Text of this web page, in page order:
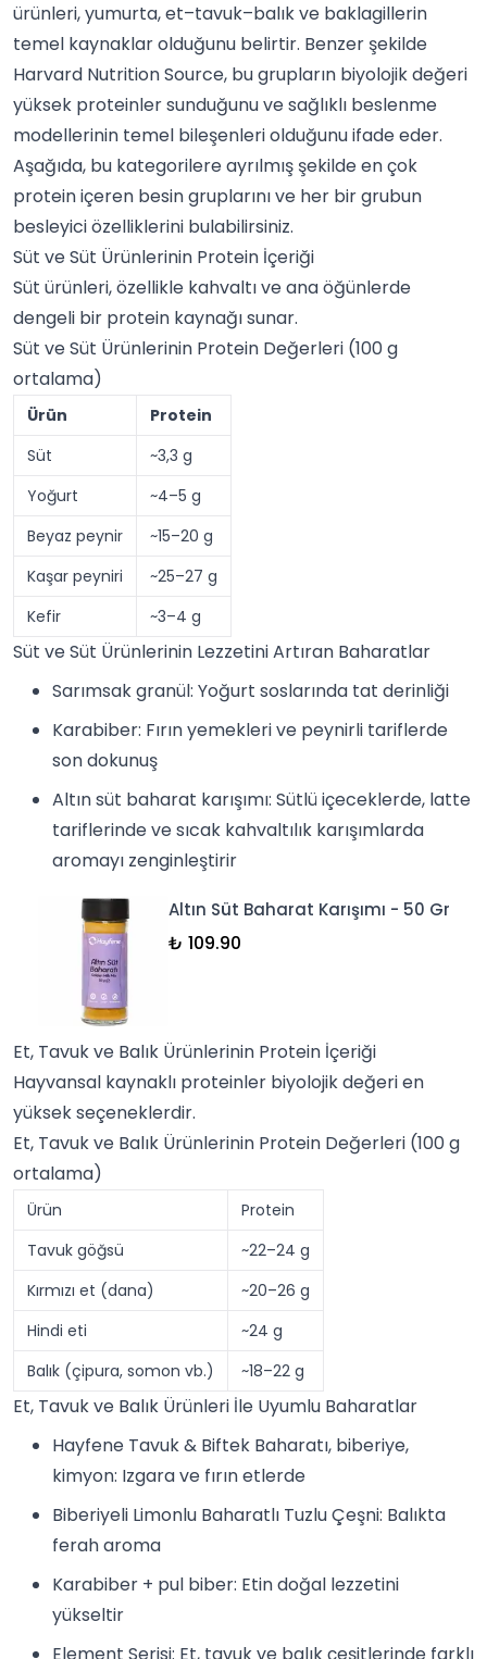
ürünleri, yumurta, et–tavuk–balık ve baklagillerin
temel kaynaklar olduğunu belirtir. Benzer şekilde
Harvard Nutrition Source, bu grupların biyolojik değeri
yüksek proteinler sunduğunu ve sağlıklı beslenme
modellerinin temel bileşenleri olduğunu ifade eder.
Aşağıda, bu kategorilere ayrılmış şekilde en çok
protein içeren besin gruplarını ve her bir grubun
besleyici özelliklerini bulabilirsiniz.
Süt ve Süt Ürünlerinin Protein İçeriği
Süt ürünleri, özellikle kahvaltıve ana öğünlerde
dengeli bir protein kaynağı sunar.
Süt ve Süt Ürünlerinin Protein Değerleri (100 g
ortalama)
Ürün
Protein
Süt
~3,3 g
Yoğurt
~4–5 g
Beyaz peynir
~15–20 g
Kaşar peyniri
~25–27 g
Kefir
~3–4 g
Süt ve Süt Ürünlerinin Lezzetini Artıran Baharatlar
Sarımsak granül: Yoğurt soslarında tat derinliği
Karabiber: Fırın yemekleri ve peynirli tariflerde
son dokunuş
Altın süt baharat karışımı: Sütlü içeceklerde, latte
tariflerinde ve sıcak kahvaltılık karışımlarda
aromayı zenginleştirir
Altın Süt Baharat Karışımı - 50 Gr
₺ 109.90
Et, Tavuk ve Balık Ürünlerinin Protein İçeriği
Hayvansal kaynaklı proteinler biyolojik değeri en
yüksek seçeneklerdir.
Et, Tavuk ve Balık Ürünlerinin Protein Değerleri (100 g
ortalama)
Ürün
Protein
Tavuk göğsü
~22–24 g
Kırmızı et (dana)
~20–26 g
Hindi eti
~24 g
Balık (çipura, somon vb.)
~18–22 g
Et, Tavuk ve Balık Ürünleri İle Uyumlu Baharatlar
Hayfene Tavuk & Biftek Baharatı, biberiye,
kimyon: Izgara ve fırın etlerde
Biberiyeli Limonlu Baharatlı Tuzlu Çeşni: Balıkta
ferah aroma
Karabiber + pul biber: Etin doğal lezzetini
yükseltir